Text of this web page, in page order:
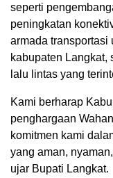
seperti
peningkatan
armada transportasi
kabupaten Langkat,
lalu lintas yang
Kami berharap
penghargaan
komitmen kami
yang aman,
ujar Bupati Langkat.